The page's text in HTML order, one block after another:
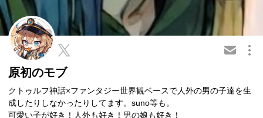
原初のモブ
クトゥルフ神話×ファンタジー世界観ベースで人外の男の子達を生
成したりしなかったりしてます。suno等も。
可愛い子が好き！人外も好き！男の娘も好き！